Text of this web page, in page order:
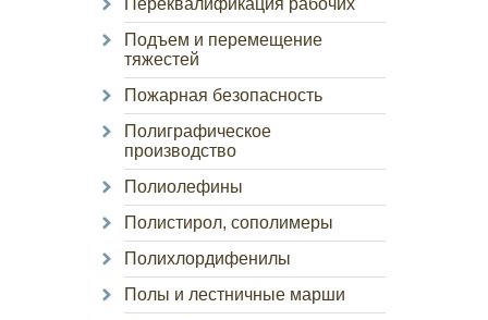
Переквалификация рабочих
Подъем и перемещение
тяжестей
Пожарная безопасность
Полиграфическое
производство
Полиолефины
Полистирол, сополимеры
Полихлордифенилы
Полы и лестничные марши